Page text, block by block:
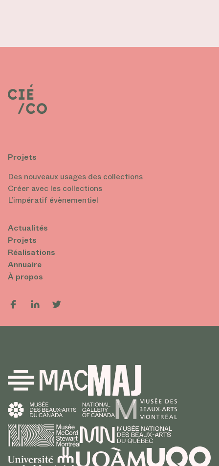
Projets
Des nouveaux usages des collections
Créer avec les collections
L’impératif évènementiel
Actualités
Projets
Réalisations
Annuaire
À propos